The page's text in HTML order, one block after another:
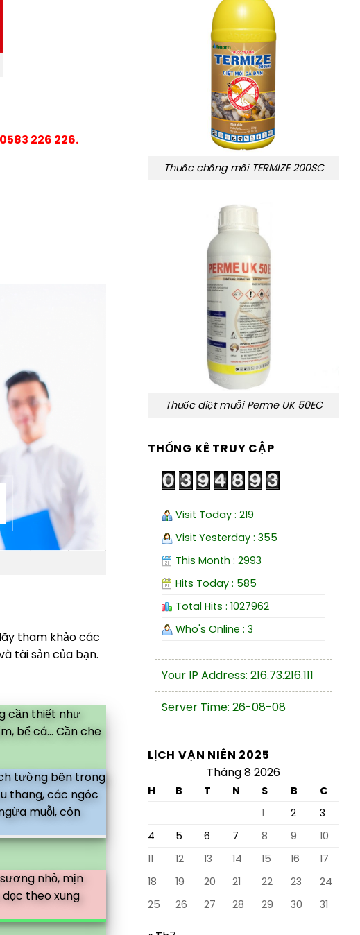
0583 226 226.
tham khảo các
tài sản của bạn.
cần thiết như
bể cá... Cần che
tường bên trong
thang, các ngóc
muỗi, côn
nhỏ, mịn
theo xung
Thuốc chống mối TERMIZE 200SC
Thuốc diệt muỗi Perme UK 50EC
THỐNG KÊ TRUY CẬP
Visit Today : 219
Visit Yesterday : 355
This Month : 2993
Hits Today : 585
Total Hits : 1027962
Who's Online : 3
Your IP Address: 216.73.216.111
Server Time: 26-08-08
LỊCH VẠN NIÊN 2025
Tháng 8 2026
H B T N S B
C
1
2
3
4
5 6 7 8 9
10
11
12 13 14 15 16
17
18
19 20 21 22 23
24
25
26 27 28 29 30 31